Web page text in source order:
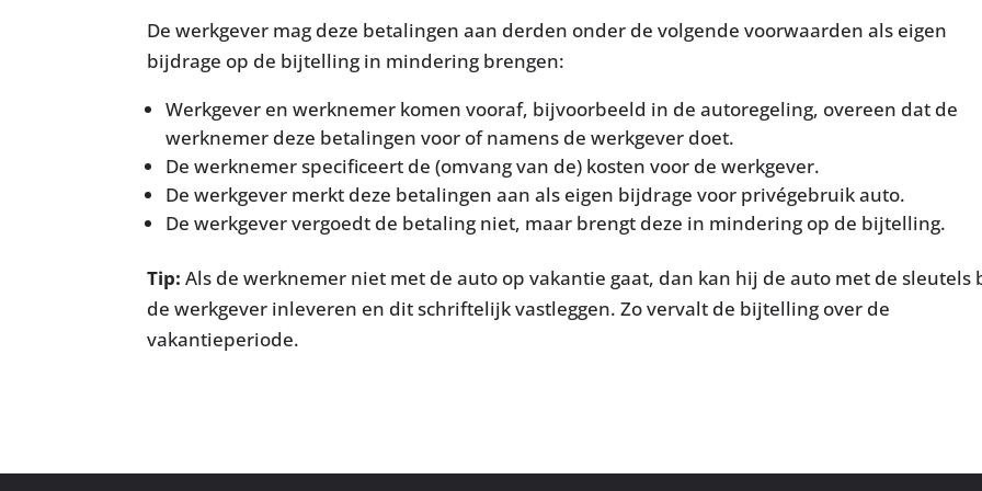
De werkgever mag deze betalingen aan derden onder de volgende voorwaarden als eigen
bijdrage op de bijtelling in mindering brengen:
Werkgever en werknemer komen vooraf, bijvoorbeeld in de autoregeling, overeen dat de
werknemer deze betalingen voor of namens de werkgever doet.
De werknemer specificeert de (omvang van de) kosten voor de werkgever.
De werkgever merkt deze betalingen aan als eigen bijdrage voor privégebruik auto.
De werkgever vergoedt de betaling niet, maar brengt deze in mindering op de bijtelling.
Tip: Als de werknemer niet met de auto op vakantie gaat, dan kan hij de auto met de sleutels
de werkgever inleveren en dit schriftelijk vastleggen. Zo vervalt de bijtelling over de
vakantieperiode.